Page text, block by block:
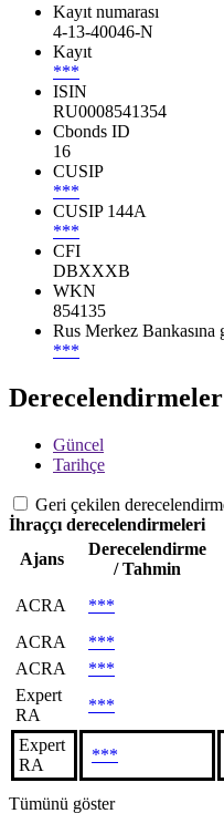
Kayıt numarası
4-13-40046-N
Kayıt
***
ISIN
RU0008541354
Cbonds ID
16
CUSIP
***
CUSIP 144A
***
CFI
DBXXXB
WKN
854135
Rus Merkez Bankasına
***
Derecelendirmeler
Güncel
Tarihçe
Geri çekilen
İhraççı derecelendirmeleri
Ajans
Derecelendirme
/ Tahmin
ACRA ***
ACRA
***
ACRA
***
Expert
RA
***
Expert
RA
***
Tümünü göster